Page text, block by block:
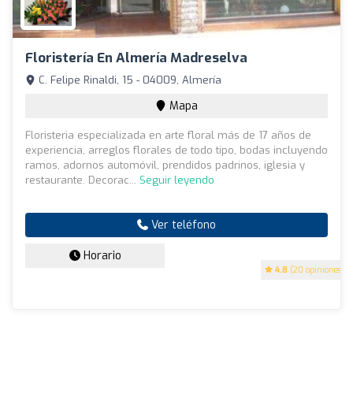
Floristería En Almería Madreselva
4.8 (20 opiniones)
C. Felipe Rinaldi, 15 - 04009, Almería
Mapa
Floristeria especializada en arte floral más de 17 años de
experiencia, arreglos florales de todo tipo, bodas incluyendo
ramos, adornos automóvil, prendidos padrinos, iglesia y
restaurante. Decorac... Seguir leyendo
Ver teléfono
Horario